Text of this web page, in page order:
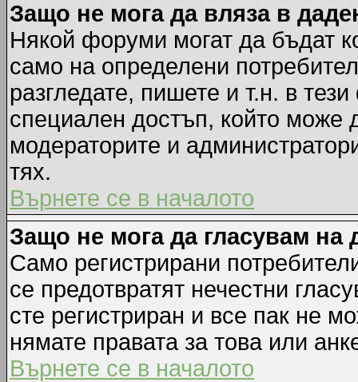
Защо не мога да вляза в
Някой форуми могат да бъдат
само на определени
разгледате, пишете и т.н. в
специален достъп, който може
модераторите и
тях.
Върнете се в началото
Защо не мога да гласувам на
Само регистрирани
се предотвратят нечестни
сте регистриран и все пак не
нямате правата за това или
Върнете се в началото